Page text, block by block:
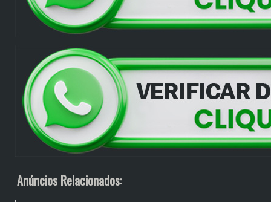
Anúncios Relacionados: